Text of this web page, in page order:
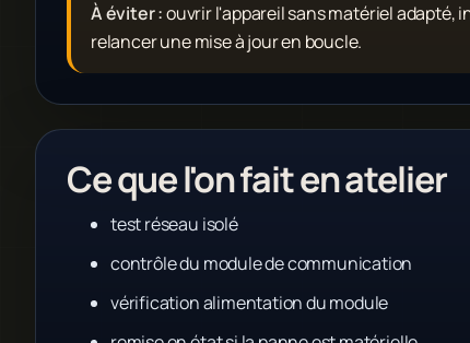
À éviter :ouvrir l'appareil sans matériel adapté,
relancer une mise à jour en boucle.
Ce que l'on fait en atelier
test réseau isolé
contrôle du module de communication
vérification alimentation du module